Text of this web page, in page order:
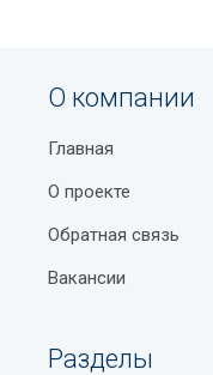
О компании
Главная
О проекте
Обратная связь
Вакансии
Разделы